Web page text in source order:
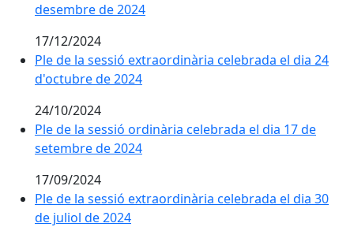
desembre de 2024
17/12/2024
Ple de la sessió extraordinària celebrada el dia 24
d'octubre de 2024
24/10/2024
Ple de la sessió ordinària celebrada el dia 17 de
setembre de 2024
17/09/2024
Ple de la sessió extraordinària celebrada el dia 30
de juliol de 2024